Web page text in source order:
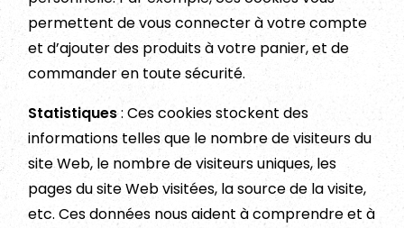
permettent de vous connecter à votre compte
et d’ajouter des produits à votre panier, et de
commander en toute sécurité.
Statistiques: Ces cookies stockent des
informations telles que le nombre de visiteurs du
site Web, le nombre de visiteurs uniques, les
pages du site Web visitées, la source de la visite,
etc. Ces données nous aident à comprendre et à